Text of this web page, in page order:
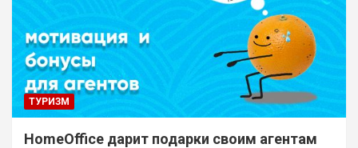
ТУРИЗМ
HomeOffice дарит подарки своим агентам